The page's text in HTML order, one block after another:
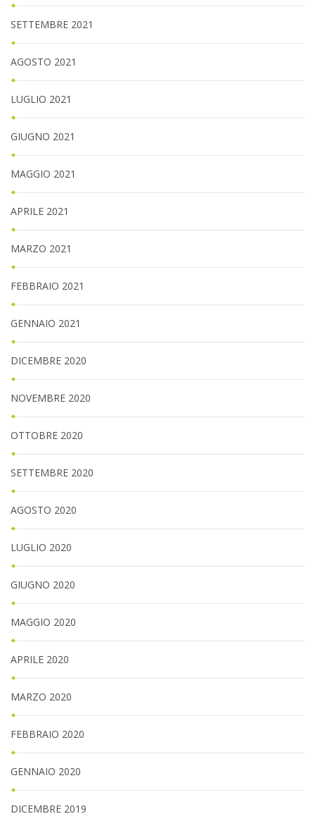
SETTEMBRE 2021
AGOSTO 2021
LUGLIO 2021
GIUGNO 2021
MAGGIO 2021
APRILE 2021
MARZO 2021
FEBBRAIO 2021
GENNAIO 2021
DICEMBRE 2020
NOVEMBRE 2020
OTTOBRE 2020
SETTEMBRE 2020
AGOSTO 2020
LUGLIO 2020
GIUGNO 2020
MAGGIO 2020
APRILE 2020
MARZO 2020
FEBBRAIO 2020
GENNAIO 2020
DICEMBRE 2019